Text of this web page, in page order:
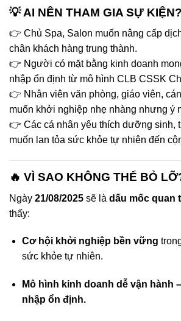
💡 AI NÊN THAM GIA SỰ KIỆN?
👉 Chủ Spa, Salon muốn nâng cấp
chân khách hàng trung thành.
👉 Người có mặt bằng kinh doanh
nhập ổn định từ mô hình CLB CSSK
👉 Nhân viên văn phòng, giáo viên,
muốn khởi nghiệp nhẹ nhàng nhưng ý
👉 Các cá nhân yêu thích dưỡng sinh,
muốn lan tỏa sức khỏe tự nhiên đến
🔥 VÌ SAO KHÔNG THỂ BỎ
Ngày 21/08/2025 sẽ là dấu mốc quan
thấy:
Cơ hội khởi nghiệp bền vững
sức khỏe tự nhiên.
Mô hình kinh doanh dễ vận hành
nhập ổn định.